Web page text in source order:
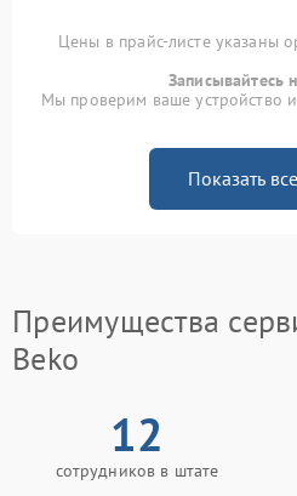
Цены в прайс-листе указаны
Записывайтесь
Мы проверим ваше устройство
Показать
Преимущества
Beko
12
сотрудников в штате